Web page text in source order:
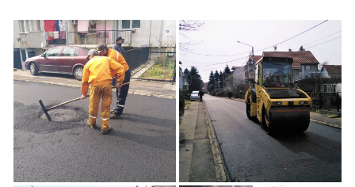
Završeno uređenje
Prištinske ulice na
Čukarici
Završeno uređenje
Prištinske ulice na
Čukarici